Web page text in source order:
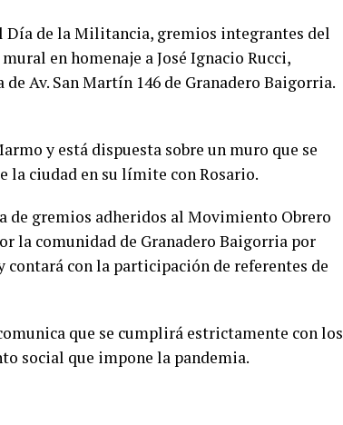
Día de la Militancia, gremios integrantes del
en homenaje a José Ignacio Rucci,
Av. San Martín 146 de Granadero Baigorria.
y está dispuesta sobre un muro que se
la ciudad en su límite con Rosario.
de gremios adheridos al Movimiento Obrero
la comunidad de Granadero Baigorria por
con la participación de referentes de
que se cumplirá estrictamente con los
social que impone la pandemia.